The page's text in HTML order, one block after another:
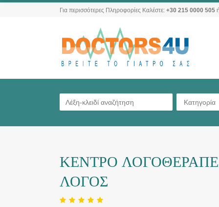
Για περισσότερες Πληροφορίες Καλέστε: +30 215 0000 505
Κατηγορία
ΚΕΝΤΡΟ
ΛΟΓΟΣ